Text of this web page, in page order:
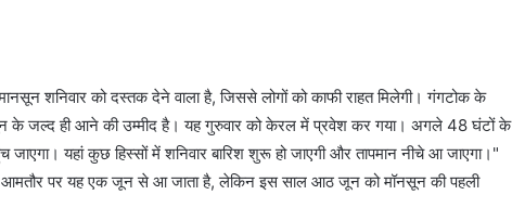
शनिवार को दस्तक देने वाला है, जिससे लोगों को काफी राहत मिलेगी। गंगटोक के
के जल्द ही आने की उम्मीद है। यह गुरुवार को केरल में प्रवेश कर गया। अगले 48 घंटों के
जाएगा। यहां कुछ हिस्सों में शनिवार बारिश शुरू हो जाएगी और तापमान नीचे आ जाएगा।"
आमतौर पर यह एक जून से आ जाता है, लेकिन इस साल आठ जून को मॉनसून की पहली